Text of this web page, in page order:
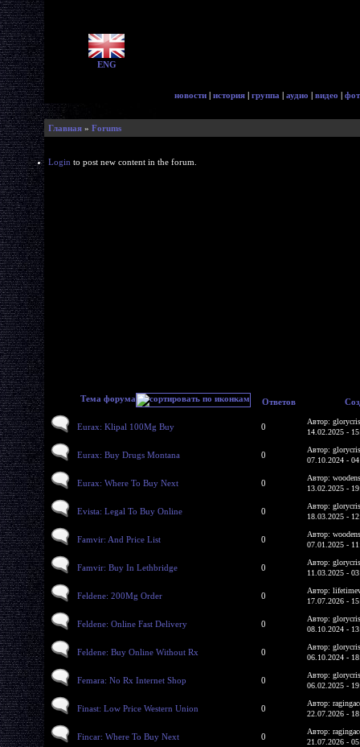
ENG
новости | история | группа | аудио | видео |
Главная » Forums
Login to post new content in the forum.
Тема форума Ответов
Eurax: Klipal 100Mg Buy 0
Автор:
14.02.2025 -
Eurax: Buy Drugs Montana 0
Автор:
07.10.2024 -
Eurax: Where To Buy Next 0
Автор:
13.02.2025 -
Evista: Legal To Buy Online 0
Автор:
18.03.2025 -
Famvir: And Price List 0
Автор:
07.01.2025 -
Famvir: Buy In Lethbridge 0
Автор:
11.03.2025 -
Feldene: 200Mg Order 0
Автор:
17.07.2026 -
Feldene: Online Fast Delivery 0
Автор:
08.10.2024 -
Feldene: Buy Online Without Rx 0
Автор:
06.10.2024 -
Femara: No Rx Internet Shop 0
Автор:
06.02.2025 -
Finast: Low Price Western Union 0
Автор:
22.07.2026 -
Fincar: Where To Buy Next 0
Автор:
21.07.2026 -